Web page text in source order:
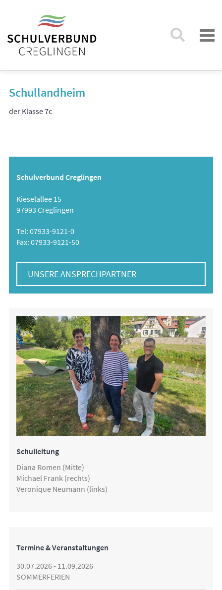
Schullandheim
der Klasse 7c
Schulverbund Creglingen
Kieselallee 15
97993 Creglingen
Tel: 07933-9121-0
Fax: 07933-9121-50
UNSERE ANSPRECHPARTNER
Schulleitung
Diana Romen (Mitte)
Michael Frank (rechts)
Veronique Neumann (links)
Termine & Veranstaltungen
30.07.2026 - 11.09.2026
SOMMERFERIEN